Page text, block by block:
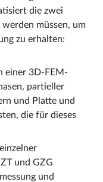
die zwei
müssen, um
zu erhalten:
einer 3D-FEM-
partieller
und Platte und
die für dieses
und GZG
und